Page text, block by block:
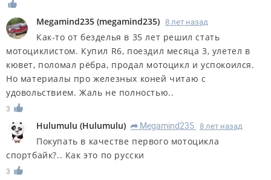
Megamind235 (megamind235) 8 лет назад
Как-то от безделья в 35 лет решил стать
мотоциклистом. Купил R6, поездил месяца 3, улетел в
кювет, поломал рёбра, продал мотоцикл и успокоился.
Но материалы про железных коней читаю с
удовольствием. Жаль не полностью..
3
Hulumulu (Hulumulu) R Megamind235 8 лет назад
Покупать в качестве первого мотоцикла
спортбайк?.. Как это по русски
3